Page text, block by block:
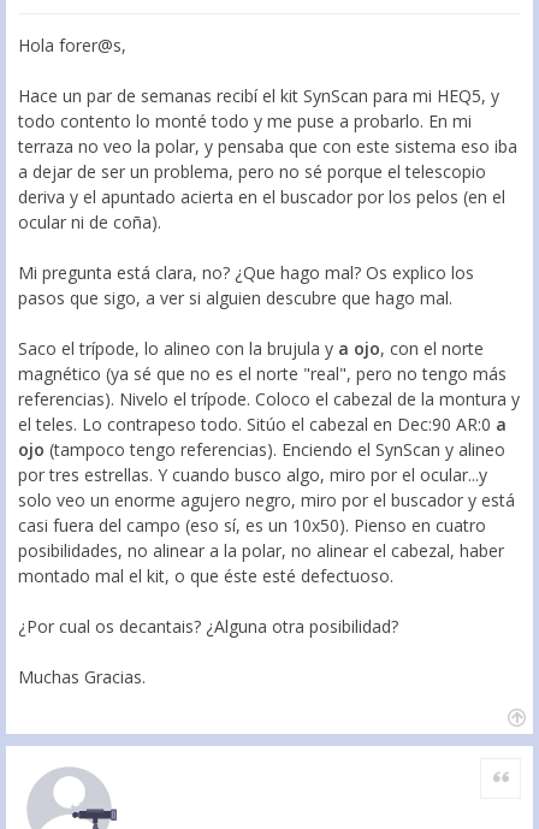
Hola forer@s,
Hace un par de semanas recibí el kit SynScan para mi HEQ5, y
todo contento lo monté todo y me puse a probarlo. En mi
terraza no veo la polar, y pensaba que con este sistema eso iba
a dejar de ser un problema, pero no sé porque el telescopio
deriva y el apuntado acierta en el buscador por los pelos (en el
ocular ni de coña).
Mi pregunta está clara, no? ¿Que hago mal? Os explico los
pasos que sigo, a ver si alguien descubre que hago mal.
Saco el trípode, lo alineo con la brujula y a ojo, con el norte
magnético (ya sé que no es el norte "real", pero no tengo más
referencias). Nivelo el trípode. Coloco el cabezal de la montura y
el teles. Lo contrapeso todo. Sitúo el cabezal en Dec:90 AR:0 a
ojo (tampoco tengo referencias). Enciendo el SynScan y alineo
por tres estrellas. Y cuando busco algo, miro por el ocular...y
solo veo un enorme agujero negro, miro por el buscador y está
casi fuera del campo (eso sí, es un 10x50). Pienso en cuatro
posibilidades, no alinear a la polar, no alinear el cabezal, haber
montado mal el kit, o que éste esté defectuoso.
¿Por cual os decantais? ¿Alguna otra posibilidad?
Muchas Gracias.
Citar